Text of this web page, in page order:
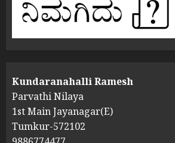
Kundaranahalli Ramesh
Parvathi Nilaya
1st Main Jayanagar(E)
Tumkur-572102